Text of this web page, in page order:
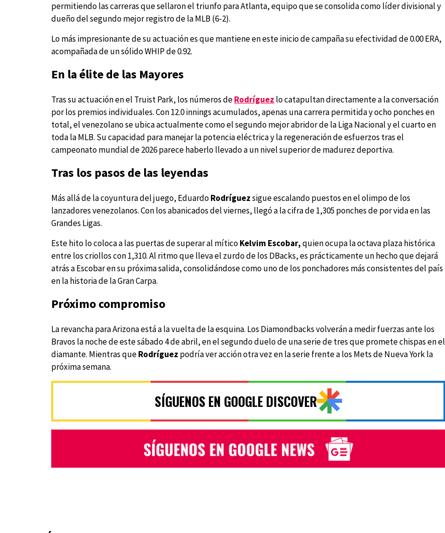
permitiendo las carreras que sellaron el triunfo para Atlanta, equipo que se consolida como líder divisional y
dueño del segundo mejor registro de la MLB (6-2).
Lo más impresionante de su actuación es que mantiene en este inicio de campaña su efectividad de 0.00 ERA,
acompañada de un sólido WHIP de 0.92.
En la élite de las Mayores
Tras su actuación en el Truist Park, los números deRodríguez lo catapultan directamente a la conversación
por los premios individuales. Con 12.0 innings acumulados, apenas una carrera permitida y ocho ponches en
total, el venezolano se ubica actualmente como el segundo mejor abridor de la Liga Nacional y el cuarto en
toda la MLB. Su capacidad para manejar la potencia eléctrica y la regeneración de esfuerzos tras el
campeonato mundial de 2026 parece haberlo llevado a un nivel superior de madurez deportiva.
Tras los pasos de las leyendas
Más allá de la coyuntura del juego, EduardoRodríguezsigue escalando puestos en el olimpo de los
lanzadores venezolanos. Con los abanicados del viernes, llegó a la cifra de 1,305 ponches de por vida en las
Grandes Ligas.
Este hito lo coloca a las puertas de superar al míticoKelvim Escobar,quien ocupa la octava plaza histórica
entre los criollos con 1,310. Al ritmo que lleva el zurdo de los DBacks, es prácticamente un hecho que dejará
atrás a Escobar en su próxima salida, consolidándose como uno de los ponchadores más consistentes del país
en la historia de la Gran Carpa.
Próximo compromiso
La revancha para Arizona está a la vuelta de la esquina. Los Diamondbacks volverán a medir fuerzas ante los
Bravos la noche de este sábado 4 de abril, en el segundo duelo de una serie de tres que promete chispas en el
diamante. Mientras queRodríguez podría ver acción otra vez en la serie frente a los Mets de Nueva York la
próxima semana.
SÍGUENOS EN GOOGLE DISCOVER